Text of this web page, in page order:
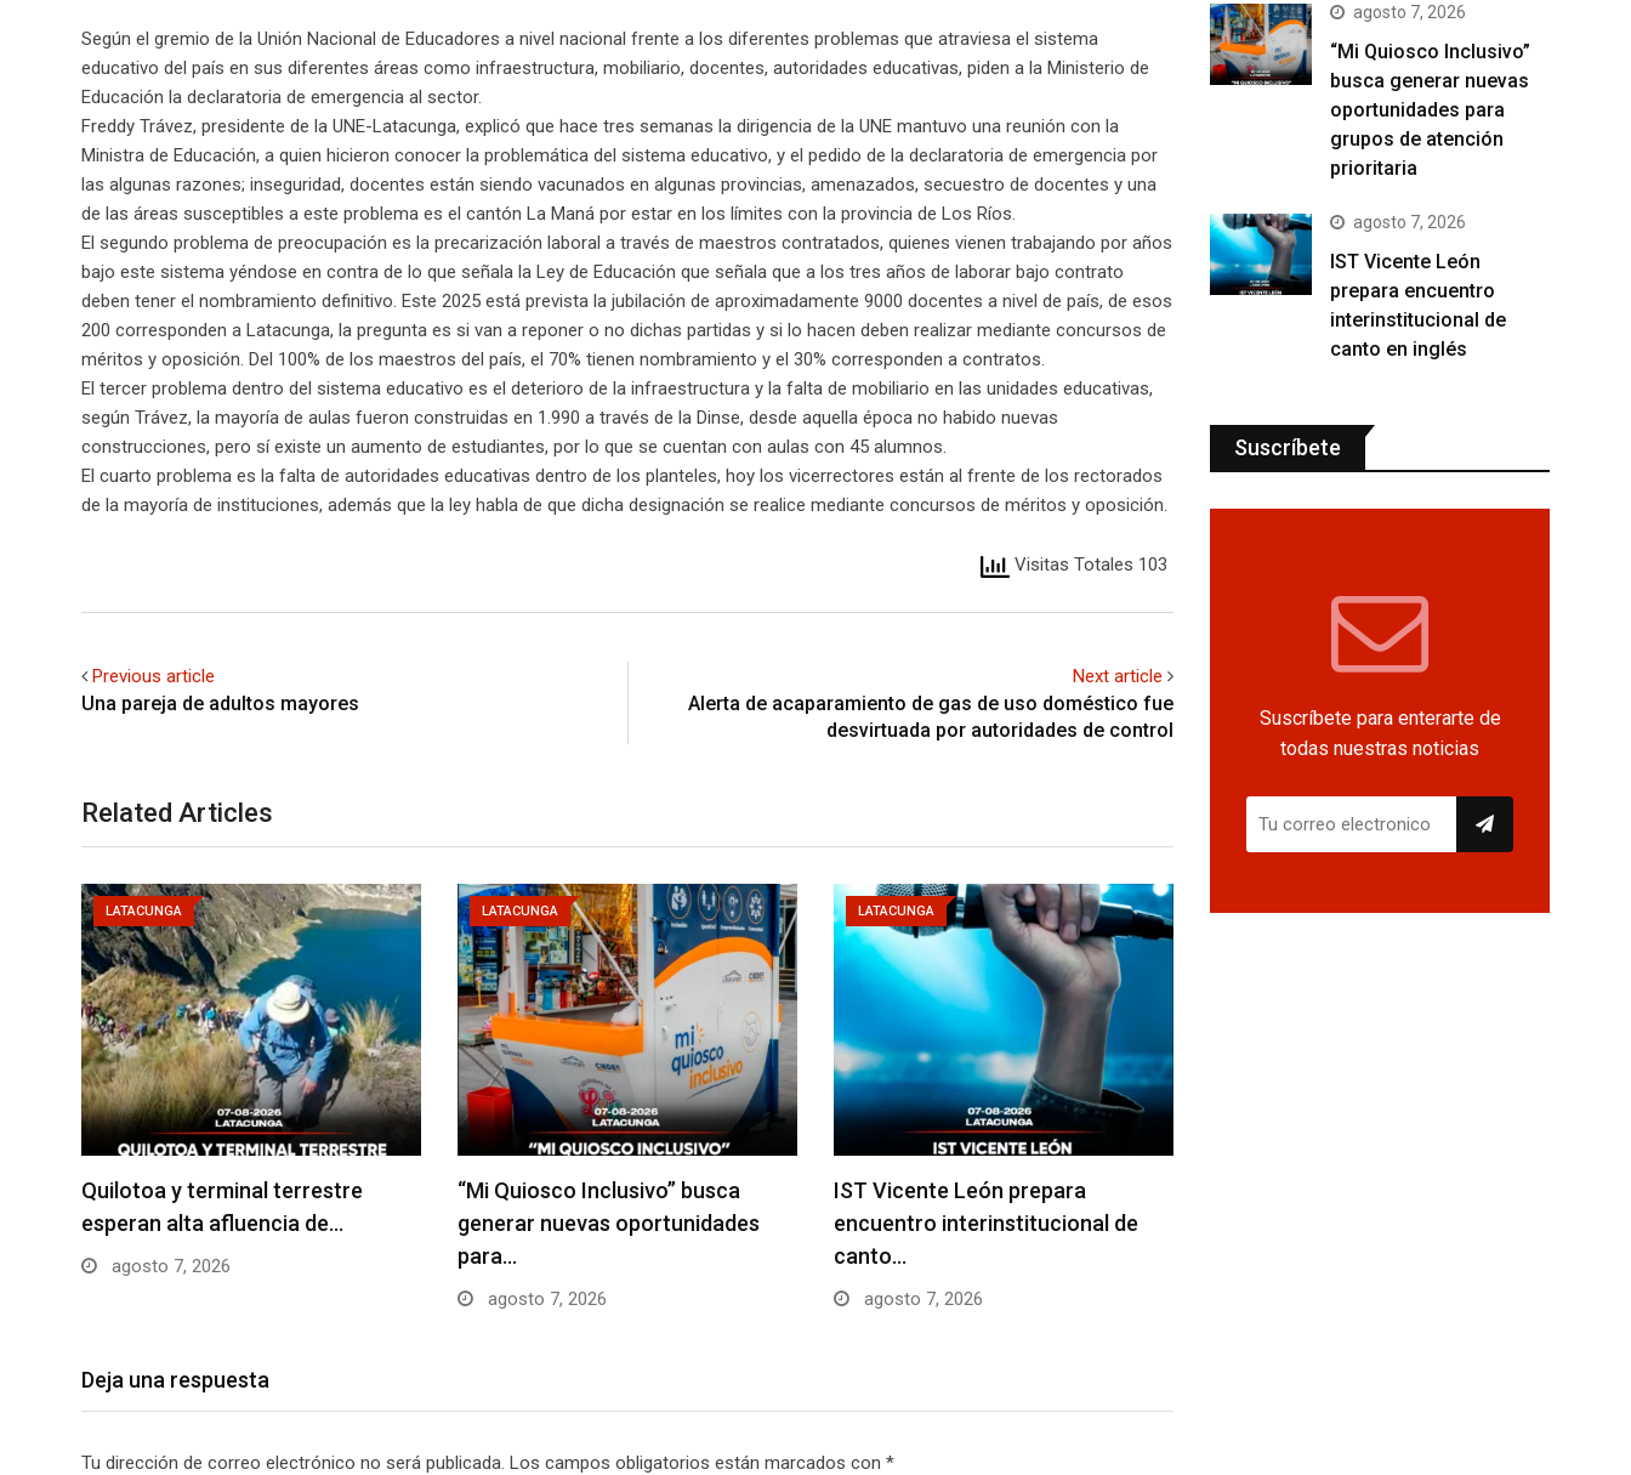
Según el gremio de la Unión Nacional de Educadores a nivel nacional frente a los diferentes problemas que atraviesa el sistema
educativo del país en sus diferentes áreas como infraestructura, mobiliario, docentes, autoridades educativas, piden a la Ministerio de
Educación la declaratoria de emergencia al sector.
Freddy Trávez, presidente de la UNE-Latacunga, explicó que hace tres semanas la dirigencia de la UNE mantuvo una reunión con la
Ministra de Educación, a quien hicieron conocer la problemática del sistema educativo, y el pedido de la declaratoria de emergencia por
las algunas razones; inseguridad, docentes están siendo vacunados en algunas provincias, amenazados, secuestro de docentes y una
de las áreas susceptibles a este problema es el cantón La Maná por estar en los límites con la provincia de Los Ríos.
El segundo problema de preocupación es la precarización laboral a través de maestros contratados, quienes vienen trabajando por años
bajo este sistema yéndose en contra de lo que señala la Ley de Educación que señala que a los tres años de laborar bajo contrato
deben tener el nombramiento definitivo. Este 2025 está prevista la jubilación de aproximadamente 9000 docentes a nivel de país, de esos
200 corresponden a Latacunga, la pregunta es si van a reponer o no dichas partidas y si lo hacen deben realizar mediante concursos de
méritos y oposición. Del 100% de los maestros del país, el 70% tienen nombramiento y el 30% corresponden a contratos.
El tercer problema dentro del sistema educativo es el deterioro de la infraestructura y la falta de mobiliario en las unidades educativas,
según Trávez, la mayoría de aulas fueron construidas en 1.990 a través de la Dinse, desde aquella época no habido nuevas
construcciones, pero sí existe un aumento de estudiantes, por lo que se cuentan con aulas con 45 alumnos.
El cuarto problema es la falta de autoridades educativas dentro de los planteles, hoy los vicerrectores están al frente de los rectorados
de la mayoría de instituciones, además que la ley habla de que dicha designación se realice mediante concursos de méritos y oposición.
Visitas Totales 103
Previous article
Una pareja de adultos mayores
Next article
Alerta de acaparamiento de gas de uso doméstico fue
desvirtuada por autoridades de control
Related Articles
LATACUNGA
Quilotoa y terminal terrestre
esperan alta afluencia de…
agosto 7, 2026
LATACUNGA
“Mi Quiosco Inclusivo” busca
generar nuevas oportunidades
para…
agosto 7, 2026
LATACUNGA
IST Vicente León prepara
encuentro interinstitucional de
canto…
agosto 7, 2026
Deja una respuesta
Tu dirección de correo electrónico no será publicada. Los campos obligatorios están marcados con *
agosto 7, 2026
“Mi Quiosco Inclusivo”
busca generar nuevas
oportunidades para
grupos de atención
prioritaria
agosto 7, 2026
IST Vicente León
prepara encuentro
interinstitucional de
canto en inglés
Suscríbete
Suscríbete para enterarte de
todas nuestras noticias